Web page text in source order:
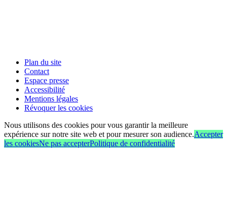
Plan du site
Contact
Espace presse
Accessibilité
Mentions légales
Révoquer les cookies
Nous utilisons des cookies pour vous garantir la meilleure
expérience sur notre site web et pour mesurer son audience.Accepter
les cookiesNe pas accepterPolitique de confidentialité